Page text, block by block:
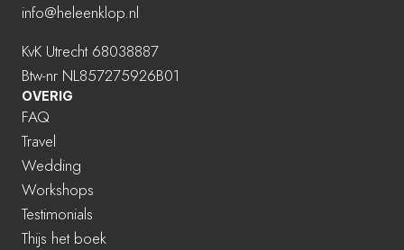
info@heleenklop.nl
KvK Utrecht 68038887
Btw-nr NL857275926B01
OVERIG
FAQ
Travel
Wedding
Workshops
Testimonials
Thijs het boek